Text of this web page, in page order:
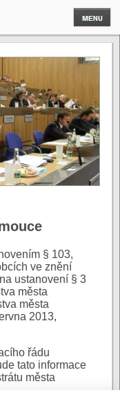
§ 103,
ve znění
ustanovení § 3
města
města
2013,
řádu
tato informace
města